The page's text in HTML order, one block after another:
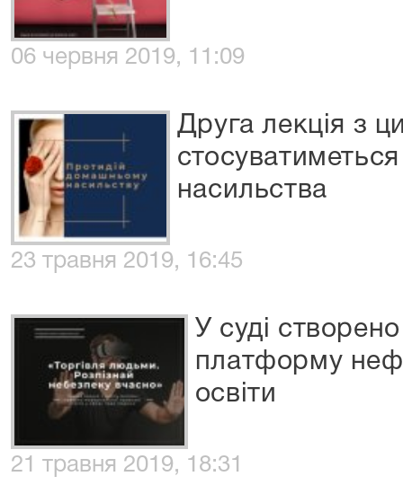
06 червня 2019, 11:09
Друга лекція з
насильства
23 травня 2019, 16:45
У суді
платформу
освіти
21 травня 2019, 18:31